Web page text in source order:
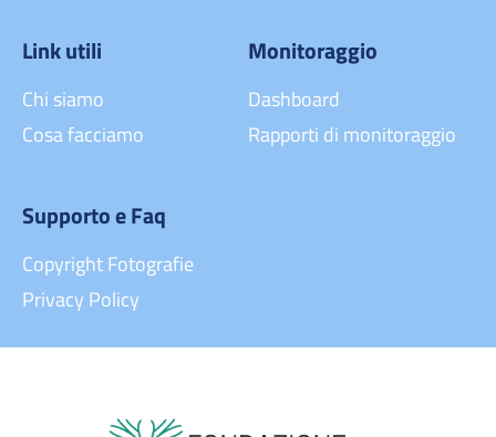
Link utili
Chi siamo
Cosa facciamo
Monitoraggio
Dashboard
Rapporti di monitoraggio
Supporto e Faq
Copyright Fotografie
Privacy Policy